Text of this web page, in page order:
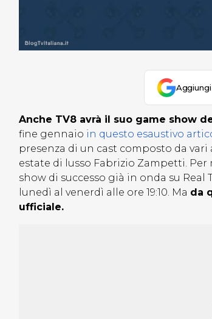
Anche TV8 avrà il suo game show
fine gennaio in questo esaustivo
presenza di un cast composto da
estate di lusso Fabrizio Zampetti.
show di successo già in onda su Real
lunedì al venerdì alle ore 19:10. Ma da
ufficiale.